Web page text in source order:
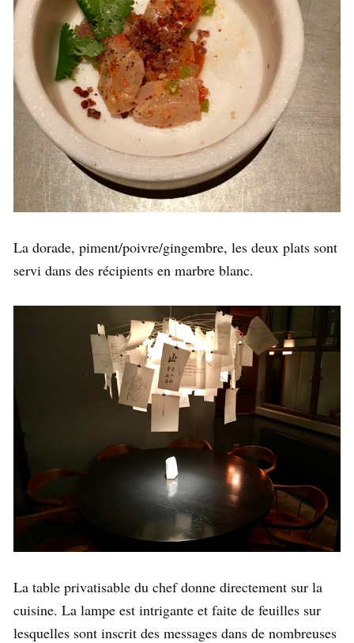
La dorade, piment/poivre/gingembre, les deux plats sont
servi dans des récipients en marbre blanc.
La table privatisable du chef donne directement sur la
cuisine. La lampe est intrigante et faite de feuilles sur
lesquelles sont inscrit des messages dans de nombreuses